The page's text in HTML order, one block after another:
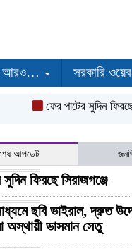
আরও… সরকারি ওয়েব
ফের পাটের সুদিন ফিরছে
আপডেট
ফিরছে সিরাজগঞ্জে
ছবি ভাইরাল, দ্রুত
অস্থায়ী ভাসমান সেতু